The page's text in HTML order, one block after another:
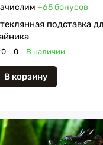
+65бонусов
подставка
0 0 В наличии
В корзину